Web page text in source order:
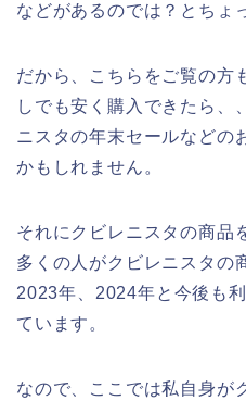
などがあるのでは？とちょ
だから、こちらをご覧の方
しでも安く購入できたら、
ニスタの年末セールなどの
かもしれません。
それにクビレニスタの商品
多くの人がクビレニスタの
2023年、2024年と今後も
ています。
なので、ここでは私自身が